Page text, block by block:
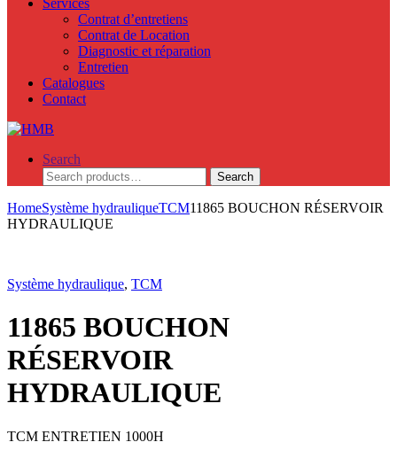
Services
Contrat d’entretiens
Contrat de Location
Diagnostic et réparation
Entretien
Catalogues
Contact
Search
Search
for:
Search
HomeSystème hydrauliqueTCM11865 BOUCHON RÉSERVOIR
HYDRAULIQUE
Système hydraulique, TCM
11865 BOUCHON
RÉSERVOIR
HYDRAULIQUE
TCM ENTRETIEN 1000H